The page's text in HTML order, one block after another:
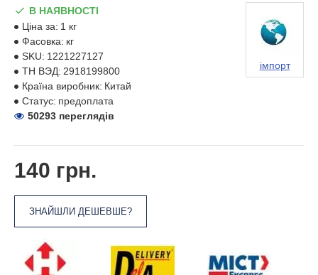
140 грн.
ЗНАЙШЛИ ДЕШЕВШЕ?
В НАЯВНОСТІ
Ціна за: 1 кг
Фасовка: кг
SKU: 1221227127
ТН ВЭД: 2918199800
Країна виробник: Китай
Статус: предоплата
імпорт
50293 переглядів